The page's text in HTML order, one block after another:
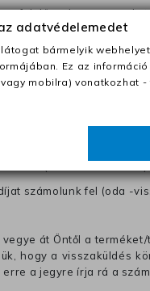
tegyen egy
ha ezeket nem
3 munkanapon belül a
(+400 Ft utánvétte)
számolunk fel (oda -
át Öntől a
hogy a visszaküldés
a jegyre írja rá a
adatvédelemedet
bármelyik
Ez az
mobilra) vonatkozhat